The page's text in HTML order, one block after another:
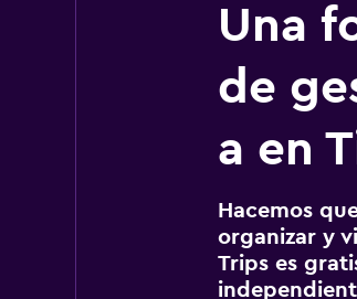
Una
de
a en
Hacemos
organizar y
Trips es